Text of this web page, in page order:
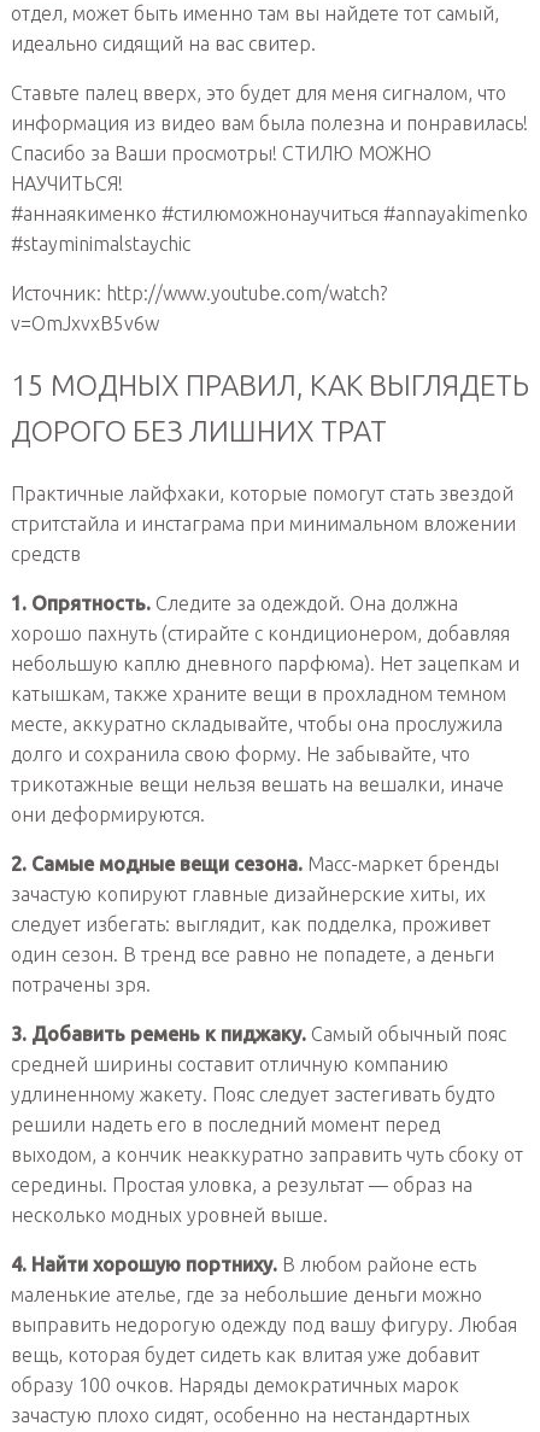
отдел, может быть именно там вы найдете тот самый,
идеально сидящий на вас свитер.
Ставьте палец вверх, это будет для меня сигналом, что
информация из видео вам была полезна и понравилась!
Спасибо за Ваши просмотры! СТИЛЮ МОЖНО
НАУЧИТЬСЯ!
#аннаякименко #стилюможнонаучиться #annayakimenko
#stayminimalstaychic
Источник: http://www.youtube.com/watch?
v=OmJxvxB5v6w
15 МОДНЫХ ПРАВИЛ, КАК ВЫГЛЯДЕТЬ
ДОРОГО БЕЗ ЛИШНИХ ТРАТ
Практичные лайфхаки, которые помогут стать звездой
стритстайла и инстаграма при минимальном вложении
средств
1. Опрятность.Следите за одеждой. Она должна
хорошо пахнуть (стирайте с кондиционером, добавляя
небольшую каплю дневного парфюма). Нет зацепкам и
катышкам, также храните вещи в прохладном темном
месте, аккуратно складывайте, чтобы она прослужила
долго и сохранила свою форму. Не забывайте, что
трикотажные вещи нельзя вешать на вешалки, иначе
они деформируются.
2. Самые модные вещи сезона.Масс-маркет бренды
зачастую копируют главные дизайнерские хиты, их
следует избегать: выглядит, как подделка, проживет
один сезон. В тренд все равно не попадете, а деньги
потрачены зря.
3. Добавить ремень к пиджаку.Самый обычный пояс
средней ширины составит отличную компанию
удлиненному жакету. Пояс следует застегивать будто
решили надеть его в последний момент перед
выходом, а кончик неаккуратно заправить чуть сбоку от
середины. Простая уловка, а результат — образ на
несколько модных уровней выше.
4. Найти хорошую портниху.В любом районе есть
маленькие ателье, где за небольшие деньги можно
выправить недорогую одежду под вашу фигуру. Любая
вещь, которая будет сидеть как влитая уже добавит
образу 100 очков. Наряды демократичных марок
зачастую плохо сидят, особенно на нестандартных